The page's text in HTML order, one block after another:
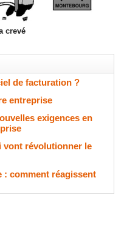
crevé
de facturation ?
entreprise
exigences en
vont révolutionner le
: comment réagissent